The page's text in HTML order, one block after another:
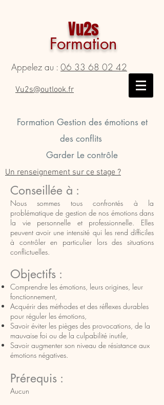
Vu2s
Formation
Appelez au : 06 33 68 02 42
Vu2s@outlook.fr
Formation Gestion des émotions et
des conflits
Garder Le contrôle
Un renseignement sur ce stage ?
Conseillée à :
Nous sommes tous confrontés à la
problématique de gestion de nos émotions dans
la vie personnelle et professionnelle. Elles
peuvent avoir une intensité qui les rend difficiles
à contrôler en particulier lors des situations
conflictuelles.
Objectifs :
Comprendre les émotions, leurs origines, leur
fonctionnement,
Acquérir des méthodes et des réflexes durables
pour réguler les émotions,
Savoir éviter les pièges des provocations, de la
mauvaise foi ou de la culpabilité inutile,
Savoir augmenter son niveau de résistance aux
émotions négatives.
Prérequis :
Aucun